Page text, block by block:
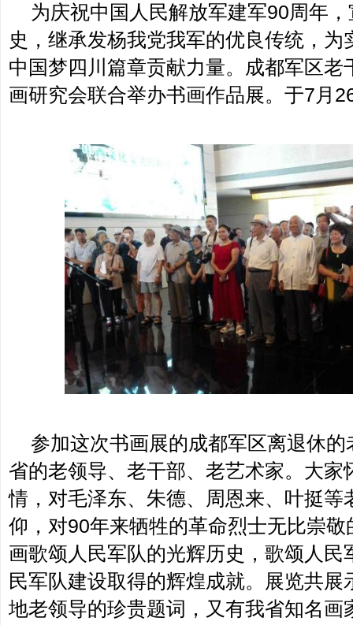
为庆祝中国人民解放军建军90周年，
史，继承发杨我党我军的优良传统，
中国梦四川篇章贡献力量。成都军区老
画研究会联合举办书画作品展。于7月
参加这次书画展的成都军区离退休的
省的老领导、老干部、老艺术家。大家
情，对毛泽东、朱德、周恩来、叶挺等
仰，对90年来牺牲的革命烈士无比崇
画歌颂人民军队的光辉历史，歌颂人民
民军队建设取得的辉煌成就。展览共
地老领导的珍贵题词，又有我省知名画